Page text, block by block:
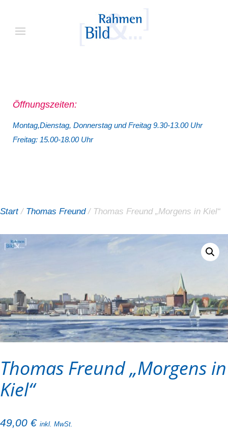
Öffnungszeiten:
Montag,Dienstag, Donnerstag und Freitag 9.30-13.00 Uhr
Freitag: 15.00-18.00 Uhr
Start/ Thomas Freund/ Thomas Freund „Morgens in Kiel“
Thomas Freund „Morgens in
Kiel“
49,00 € inkl. MwSt.